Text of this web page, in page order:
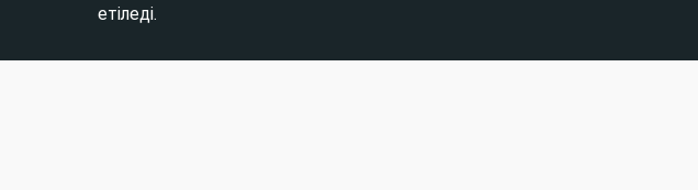
етіледі.